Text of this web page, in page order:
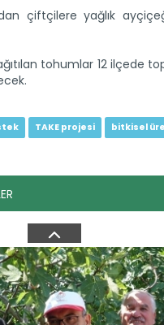
çiftçilere yağlık
tohumlar 12 ilçede
TAKE projesi bitkisel
sona...
Devlet Su İşleri Genel
üniversite eğitimini